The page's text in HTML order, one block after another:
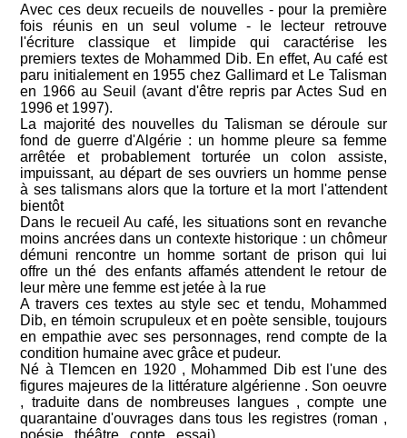
Avec ces deux recueils de nouvelles - pour la première
fois réunis en un seul volume - le lecteur retrouve
l'écriture classique et limpide qui caractérise les
premiers textes de Mohammed Dib. En effet, Au café est
paru initialement en 1955 chez Gallimard et Le Talisman
en 1966 au Seuil (avant d'être repris par Actes Sud en
1996 et 1997).
La majorité des nouvelles du Talisman se déroule sur
fond de guerre d'Algérie : un homme pleure sa femme
arrêtée et probablement torturée un colon assiste,
impuissant, au départ de ses ouvriers un homme pense
à ses talismans alors que la torture et la mort l'attendent
bientôt
Dans le recueil Au café, les situations sont en revanche
moins ancrées dans un contexte historique : un chômeur
démuni rencontre un homme sortant de prison qui lui
offre un thé des enfants affamés attendent le retour de
leur mère une femme est jetée à la rue
A travers ces textes au style sec et tendu, Mohammed
Dib, en témoin scrupuleux et en poète sensible, toujours
en empathie avec ses personnages, rend compte de la
condition humaine avec grâce et pudeur.
Né à Tlemcen en 1920 , Mohammed Dib est l'une des
figures majeures de la littérature algérienne . Son oeuvre
, traduite dans de nombreuses langues , compte une
quarantaine d'ouvrages dans tous les registres (roman ,
poésie , théâtre , conte , essai)